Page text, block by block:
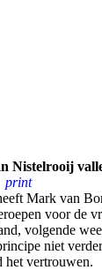
Nistelrooij
print
Mark van
voor de
volgende
niet
het vertrouwen.